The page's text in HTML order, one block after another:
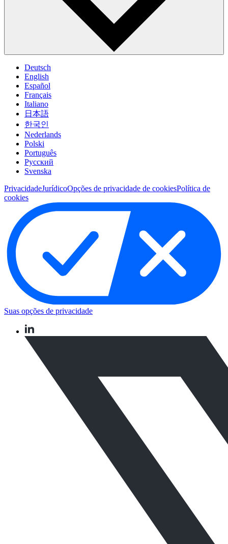
Deutsch
English
Español
Français
Italiano
日本語
한국인
Nederlands
Polski
Português
Pусский
Svenska
PrivacidadeJurídicoOpções de privacidade de cookiesPolítica de
cookies
Suas opções de privacidade